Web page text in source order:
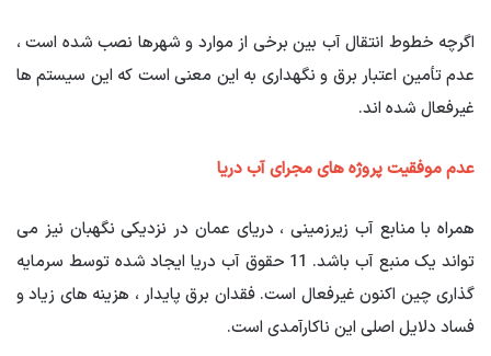
اگرچه خطوط انتقال آب بین برخی از موارد و شهرها نصب شده است ،
عدم تأمین اعتبار برق و نگهداری به این معنی است که این سیستم ها
غیرفعال شده اند.
عدم موفقیت پروژه های مجرای آب دریا
همراه با منابع آب زیرزمینی ، دریای عمان در نزدیکی نگهبان نیز می
تواند یک منبع آب باشد. 11 حقوق آب دریا ایجاد شده توسط سرمایه
گذاری چین اکنون غیرفعال است. فقدان برق پایدار ، هزینه های زیاد و
فساد دلایل اصلی این ناکارآمدی است.